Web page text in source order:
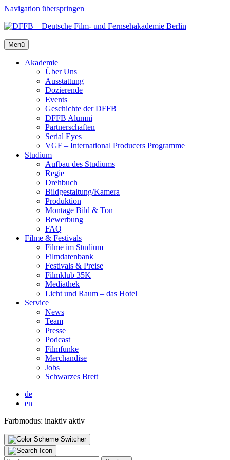
Navigation überspringen
Menü
Aka­de­mie
Über Uns
Aus­stat­tung
Dozie­ren­de
Events
Geschich­te der DFFB
DFFB Alum­ni
Part­ner­schaf­ten
Seri­al Eyes
VGF – Inter­na­tio­nal Pro­du­cers Pro­gram­me
Stu­di­um
Auf­bau des Stu­di­ums
Regie
Dreh­buch
Bildgestaltung/​​Kamera
Pro­duk­ti­on
Mon­ta­ge Bild & Ton
Bewer­bung
FAQ
Fil­me & Fes­ti­vals
Fil­me im Stu­di­um
Film­da­ten­bank
Fes­ti­vals & Prei­se
Film­klub 35K
Media­thek
Licht und Raum – das Hotel
Ser­vice
News
Team
Pres­se
Pod­cast
Film­fun­ke
Mer­chan­di­se
Jobs
Schwar­zes Brett
de
en
Farbmodus: inaktiv aktiv